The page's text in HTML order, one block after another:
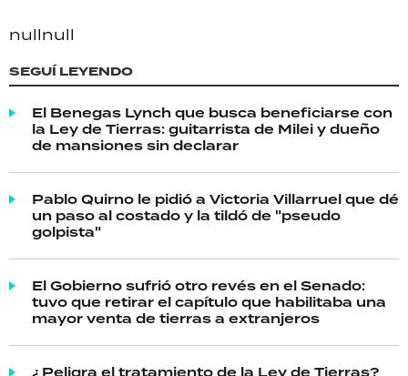
nullnull
SEGUÍ LEYENDO
El Benegas Lynch que busca beneficiarse con
la Ley de Tierras: guitarrista de Milei y dueño
de mansiones sin declarar
Pablo Quirno le pidió a Victoria Villarruel que dé
un paso al costado y la tildó de "pseudo
golpista"
El Gobierno sufrió otro revés en el Senado:
tuvo que retirar el capítulo que habilitaba una
mayor venta de tierras a extranjeros
¿Peligra el tratamiento de la Ley de Tierras?